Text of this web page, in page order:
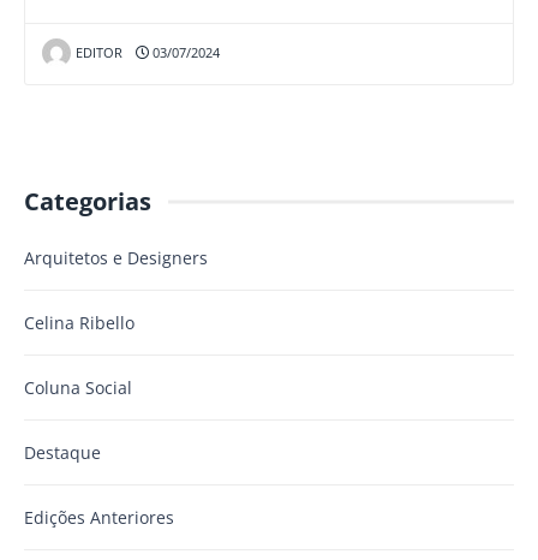
EDITOR 03/07/2024
Categorias
Arquitetos e Designers
Celina Ribello
Coluna Social
Destaque
Edições Anteriores